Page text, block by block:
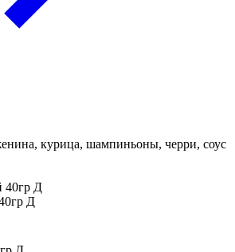
курица, шампиньоны, черри, соус
Д